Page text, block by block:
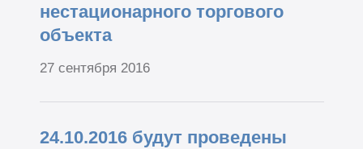
нестационарного торгового
объекта
27 сентября 2016
24.10.2016 будут проведены